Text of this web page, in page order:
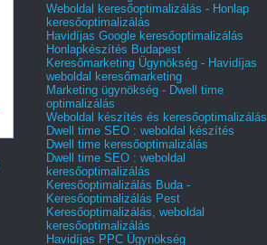
Weboldal keresőoptimalizálás - Honlap
keresőoptimalizálás
Havidíjas Google keresőoptimalizálás
Honlapkészítés Budapest
Keresőmarketing Ügynökség - Havidíjas
weboldal keresőmarketing
Marketing ügynökség - Dwell time
optimalizálás
Weboldal készítés és keresőoptimalizálás
Dwell time SEO : weboldal készítés
Dwell time keresőoptimalizálás
Dwell time SEO : weboldal
keresőoptimalizálás
Keresőoptimalizálás Buda -
Keresőoptimalizálás Pest
Keresőoptimalizálás, weboldal
keresőoptimalizálás
Havidíjas PPC Ügynökség